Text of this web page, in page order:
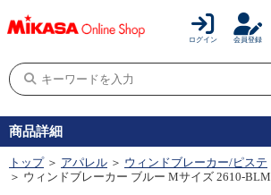
ログイン 会員登録
商品詳細
トップ ＞ アパレル ＞ ウィンドブレーカー/ピステ
＞ ウィンドブレーカー ブルー Mサイズ 2610-BLM